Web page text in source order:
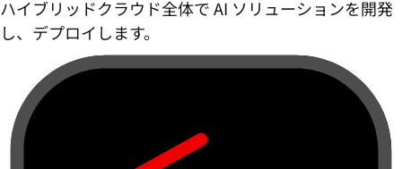
ハイブリッドクラウド全体で AI ソリューションを開発
し、デプロイします。